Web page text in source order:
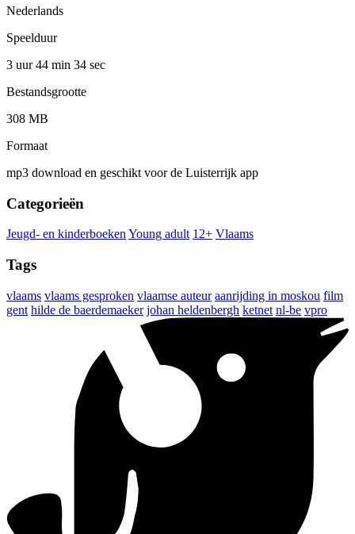
Nederlands
Speelduur
3 uur 44 min 34 sec
Bestandsgrootte
308 MB
Formaat
mp3 download en geschikt voor de Luisterrijk app
Categorieën
Jeugd- en kinderboeken Young adult 12+ Vlaams
Tags
vlaams vlaams gesproken vlaamse auteur aanrijding in moskou film
gent hilde de baerdemaeker johan heldenbergh ketnet nl-be vpro